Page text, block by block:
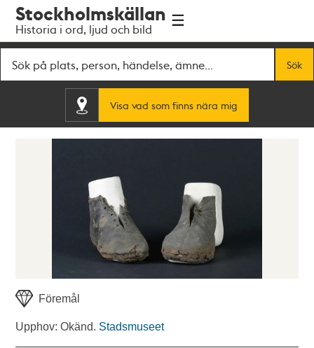
navigationen
huvudinnehållet
Stockholmskällan
Historia i ord, ljud och bild
Sök
Visa vad som finns nära mig
Föremål
Upphov: Okänd. Stadsmuseet